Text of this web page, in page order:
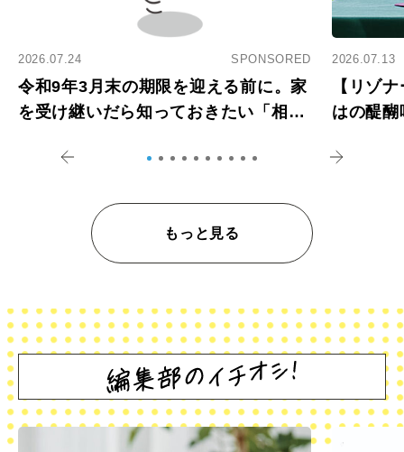
2026.07.24 SPONSORED
令和9年3月末の期限を迎える前に。家
を受け継いだら知っておきたい「相続
2026.07.13
【リゾ
はの醍
もっと見る